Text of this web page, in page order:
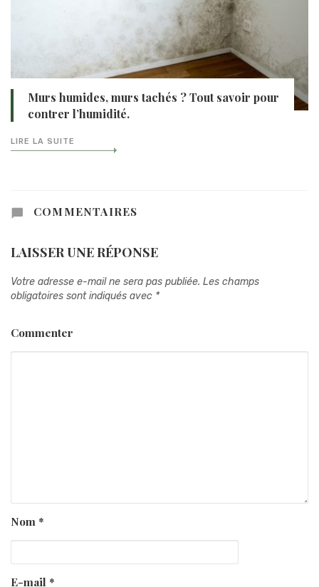
Murs humides, murs tachés ? Tout savoir pour
contrer l’humidité.
LIRE LA SUITE
COMMENTAIRES
LAISSER UNE RÉPONSE
Votre adresse e-mail ne sera pas publiée. Les champs
obligatoires sont indiqués avec *
Commenter
Nom *
E-mail *